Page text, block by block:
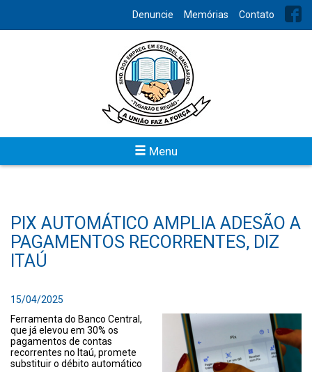
Denuncie Memórias Contato
Menu
PIX AUTOMÁTICO AMPLIA ADESÃO A
PAGAMENTOS RECORRENTES, DIZ
ITAÚ
15/04/2025
Ferramenta do Banco Central,
que já elevou em 30% os
pagamentos de contas
recorrentes no Itaú, promete
substituir o débito automático